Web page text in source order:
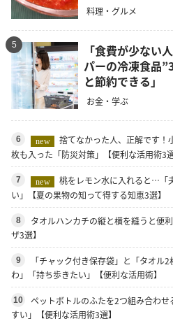
料理・グルメ
5
「食費が少ない
パーの冷凍食品
と節約できる」
お金・学ぶ
6 new
捨てなかった人、正解です！
枚も入った「防災対策」【便利な活用術3選
7 new
桃をレモン水に入れると…「
い」【夏の果物の知って得する知恵3選】
8
タオルハンカチの縦と横を縫うと便
ザ3選】
9
「チャック付き保存袋」と「タオ
わ」「持ち歩きたい」【便利な活用術】
10
ペットボトルのふたを2つ組み合わ
すい」【便利な活用術3選】